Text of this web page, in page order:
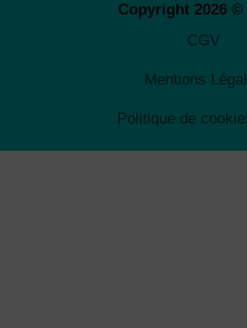
Copyright 2026 ©
CGV
Mentions
Politique de